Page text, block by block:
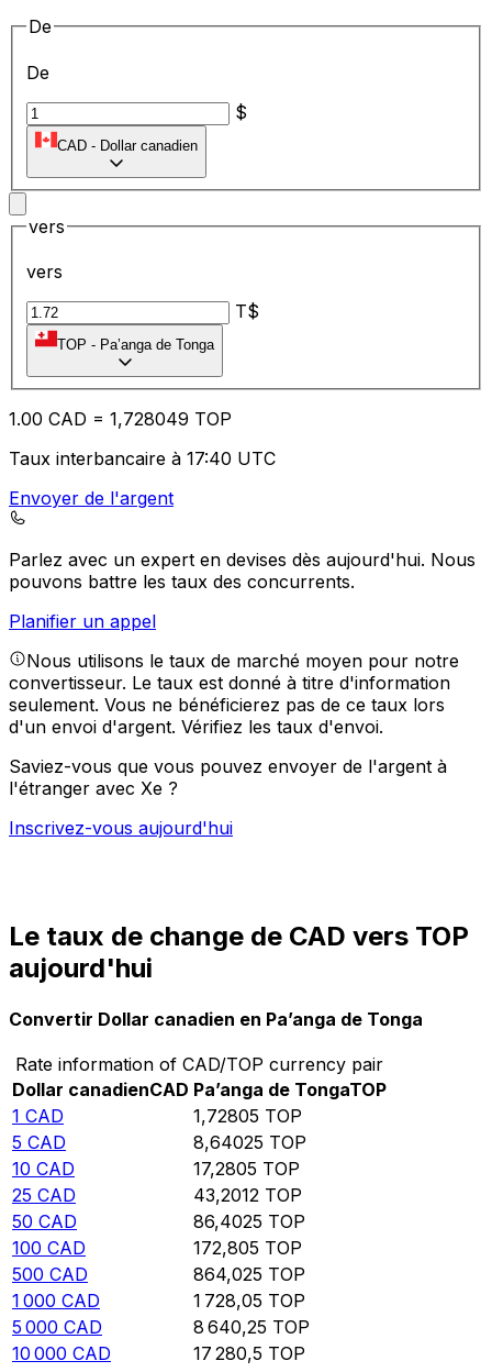
De
De
$
CAD - Dollar canadien
vers
vers
T$
TOP - Pa’anga de Tonga
1.00 CAD = 1,728049 TOP
Taux interbancaire à 17:40 UTC
Envoyer de l'argent
Parlez avec un expert en devises dès aujourd'hui. Nous
pouvons battre les taux des concurrents.
Planifier un appel
Nous utilisons le taux de marché moyen pour notre
convertisseur. Le taux est donné à titre d'information
seulement. Vous ne bénéficierez pas de ce taux lors
d'un envoi d'argent. Vérifiez les taux d'envoi.
Saviez-vous que vous pouvez envoyer de l'argent à
l'étranger avec Xe ?
Inscrivez-vous aujourd'hui
Le taux de change de CAD vers TOP
aujourd'hui
Convertir Dollar canadien en Pa’anga de Tonga
Rate information of CAD/TOP currency pair
Dollar canadienCAD Pa’anga de TongaTOP
1 CAD 1,72805 TOP
5 CAD 8,64025 TOP
10 CAD 17,2805 TOP
25 CAD 43,2012 TOP
50 CAD 86,4025 TOP
100 CAD 172,805 TOP
500 CAD 864,025 TOP
1 000 CAD 1 728,05 TOP
5 000 CAD 8 640,25 TOP
10 000 CAD 17 280,5 TOP